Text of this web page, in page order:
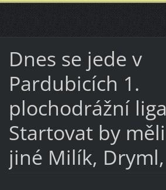
Dnes se jede v
Pardubicích 1.
plochodrážní
Startovat by
jiné Milík,